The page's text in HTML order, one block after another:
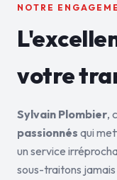
NOTRE
votre
Sylvain Plombier,
passionnés qui
un service
sous-traitons